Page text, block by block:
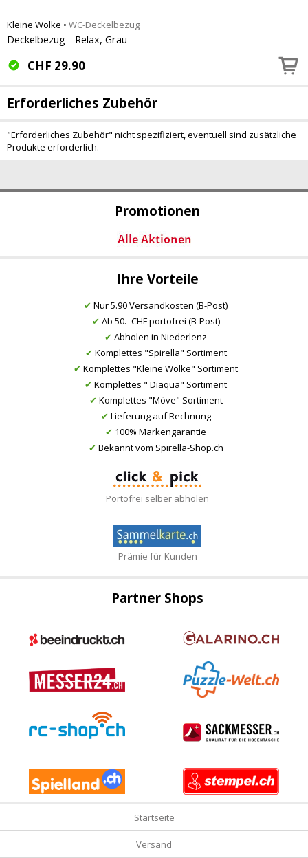
Promotionen
Ihre Vorteile
✔ Nur 5.90 Versandkosten (B-Post)
✔ Ab 50.- CHF portofrei (B-Post)
✔ Abholen in Niederlenz
✔ Komplettes "Spirella" Sortiment
✔ Komplettes "Kleine Wolke" Sortiment
✔ Komplettes " Diaqua" Sortiment
✔ Komplettes "Möve" Sortiment
✔ Lieferung auf Rechnung
✔ 100% Markengarantie
✔ Bekannt vom Spirella-Shop.ch
Portofrei selber abholen
Prämie für Kunden
Kleine Wolke • WC-Deckelbezug
Deckelbezug - Relax, Grau
CHF 29.90
Erforderliches Zubehör
"Erforderliches Zubehör" nicht spezifiziert, eventuell sind zusätzliche
Produkte erforderlich.
Partner Shops
Startseite
Versand